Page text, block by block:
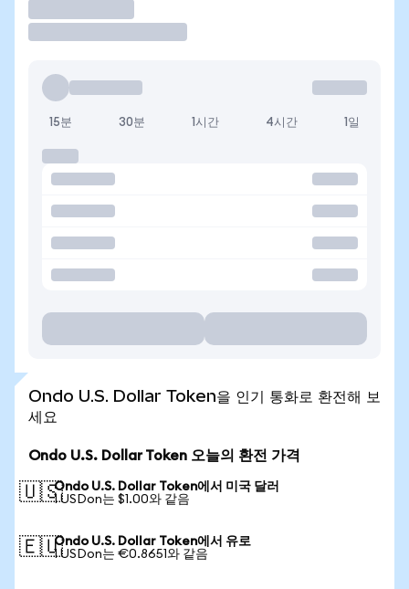
15분 30분 1시간 4시간 1일
Ondo U.S. Dollar Token을 인기 통화로 환전해 보
세요
Ondo U.S. Dollar Token 오늘의 환전 가격
🇺🇸Ondo U.S. Dollar Token에서 미국 달러
1 USDon는 $1.00와 같음
🇪🇺Ondo U.S. Dollar Token에서 유로
1 USDon는 €0.8651와 같음